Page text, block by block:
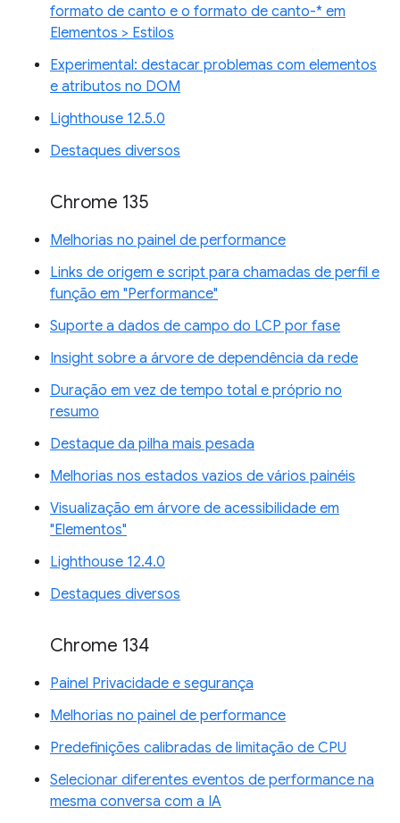
formato de canto e o formato de canto-* em
Elementos > Estilos
Experimental: destacar problemas com elementos
e atributos no DOM
Lighthouse 12.5.0
Destaques diversos
Chrome 135
Melhorias no painel de performance
Links de origem e script para chamadas de perfil e
função em "Performance"
Suporte a dados de campo do LCP por fase
Insight sobre a árvore de dependência da rede
Duração em vez de tempo total e próprio no
resumo
Destaque da pilha mais pesada
Melhorias nos estados vazios de vários painéis
Visualização em árvore de acessibilidade em
"Elementos"
Lighthouse 12.4.0
Destaques diversos
Chrome 134
Painel Privacidade e segurança
Melhorias no painel de performance
Predefinições calibradas de limitação de CPU
Selecionar diferentes eventos de performance na
mesma conversa com a IA